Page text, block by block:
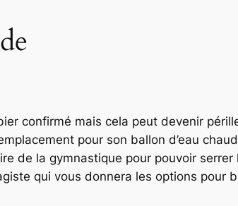
confirmé mais cela peut devenir
pour son ballon d’eau
de la gymnastique pour pouvoir
qui vous donnera les options pour